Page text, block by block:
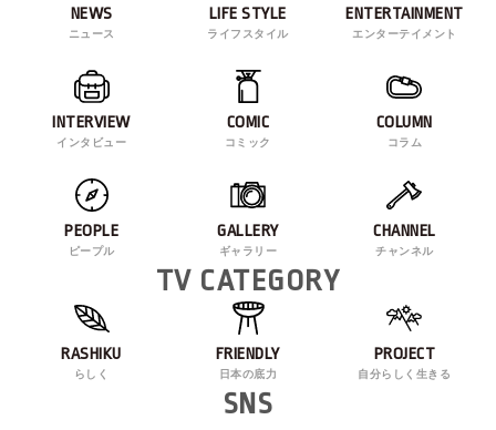
NEWS
ニュース
LIFE STYLE
ライフスタイル
ENTERTAINMENT
エンターテイメント
INTERVIEW
インタビュー
COMIC
コミック
COLUMN
コラム
PEOPLE
ピープル
GALLERY
ギャラリー
CHANNEL
チャンネル
TV CATEGORY
RASHIKU
らしく
FRIENDLY
日本の底力
PROJECT
自分らしく生きる
SNS